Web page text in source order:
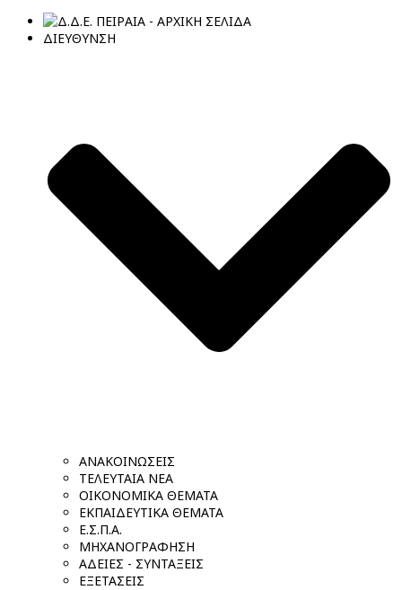
ΔΙΕΥΘΥΝΣΗ
ΑΝΑΚΟΙΝΩΣΕΙΣ
ΤΕΛΕΥΤΑΙΑ ΝΕΑ
ΟΙΚΟΝΟΜΙΚΑ ΘΕΜΑΤΑ
ΕΚΠΑΙΔΕΥΤΙΚΑ ΘΕΜΑΤΑ
Ε.Σ.Π.Α.
ΜΗΧΑΝΟΓΡΑΦΗΣΗ
ΑΔΕΙΕΣ - ΣΥΝΤΑΞΕΙΣ
ΕΞΕΤΑΣΕΙΣ